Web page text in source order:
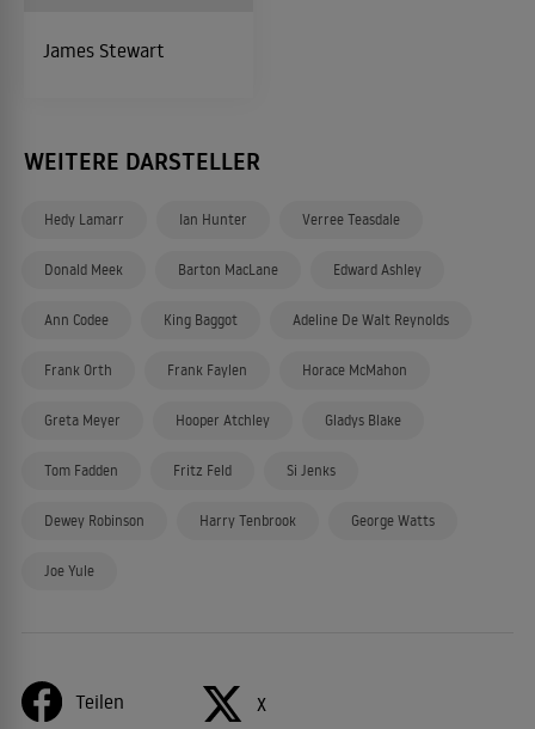
James Stewart
WEITERE DARSTELLER
Hedy Lamarr Ian Hunter Verree Teasdale
Donald Meek Barton MacLane Edward Ashley
Ann Codee King Baggot Adeline De Walt Reynolds
Frank Orth Frank Faylen Horace McMahon
Greta Meyer Hooper Atchley Gladys Blake
Tom Fadden Fritz Feld Si Jenks
Dewey Robinson Harry Tenbrook George Watts
Joe Yule
Teilen X